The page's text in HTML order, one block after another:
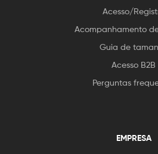
Acesso/
Acompanhamento
Guia de
Acesso B2B
Perguntas
EMPRESA